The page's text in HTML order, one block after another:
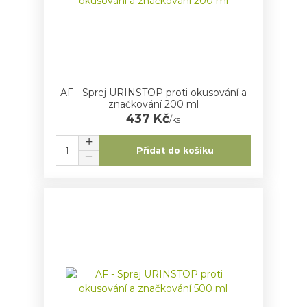
AF - Sprej URINSTOP proti okusování a
značkování 200 ml
437 Kč/ks
Přidat do košíku